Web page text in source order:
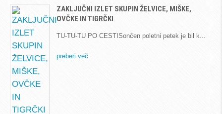
ZAKLJUČNI IZLET SKUPIN ŽELVICE, MIŠKE,
OVČKE IN TIGRČKI
TU-TU-TU PO CESTISončen poletni petek je bil k
preberi več